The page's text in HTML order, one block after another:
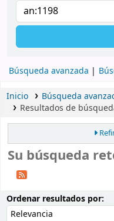
Búsqueda avanzada
Inicio
Búsqueda
Resultados de
Su búsqueda
Ordenar resultados por: